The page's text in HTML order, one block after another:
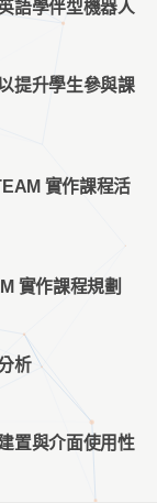
語學伴型機器人
提升學生參與課
實作課程活
實作課程規劃
析
置與介面使用性